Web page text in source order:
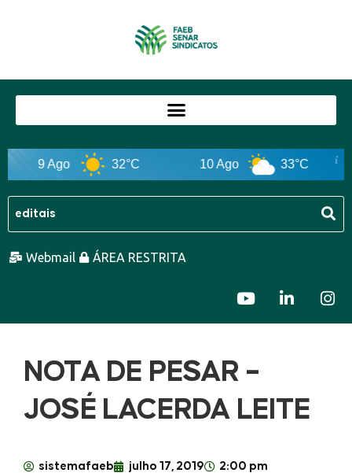
9 Ago 32°C 10 Ago 33°C
Webmail ÁREA RESTRITA
NOTA DE PESAR –
JOSÉ LACERDA LEITE
sistemafaeb julho 17, 2019 2:00 pm